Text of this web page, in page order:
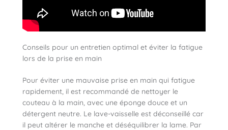
Conseils pour un entretien optimal et éviter la fatigue
lors de la prise en main
Pour éviter une mauvaise prise en main qui fatigue
rapidement, il est recommandé de nettoyer le
couteau à la main, avec une éponge douce et un
détergent neutre. Le lave-vaisselle est déconseillé car
il peut altérer le manche et déséquilibrer la lame. Par